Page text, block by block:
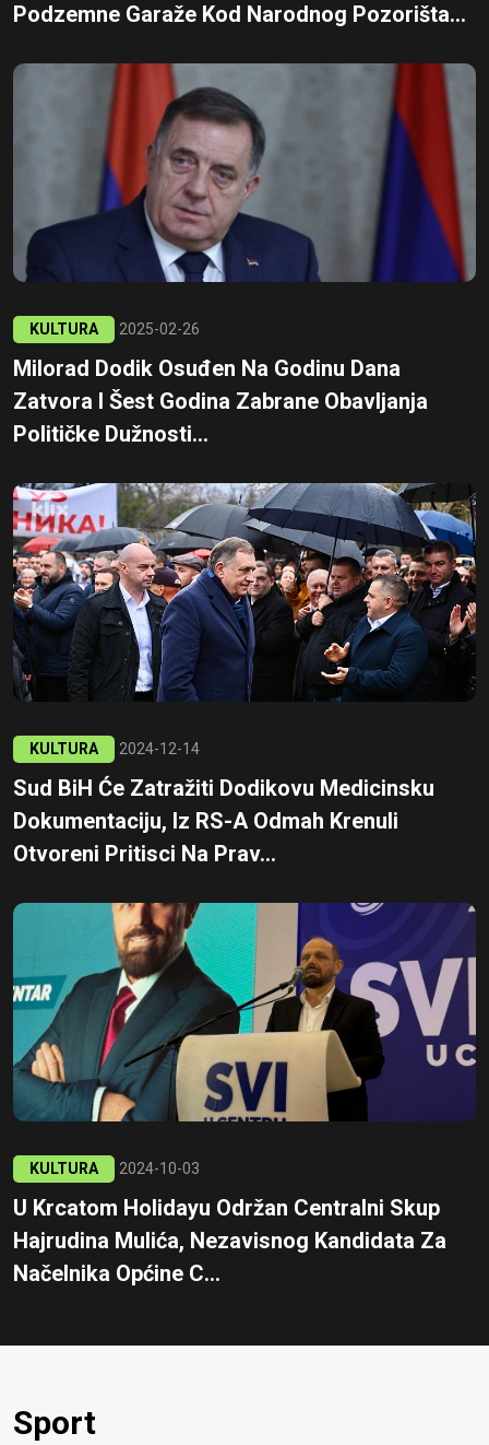
Podzemne Garaže Kod Narodnog Pozorišta...
KULTURA 2025-02-26
Milorad Dodik Osuđen Na Godinu Dana
Zatvora I Šest Godina Zabrane Obavljanja
Političke Dužnosti...
KULTURA 2024-12-14
Sud BiH Će Zatražiti Dodikovu Medicinsku
Dokumentaciju, Iz RS-A Odmah Krenuli
Otvoreni Pritisci Na Prav...
KULTURA 2024-10-03
U Krcatom Holidayu Održan Centralni Skup
Hajrudina Mulića, Nezavisnog Kandidata Za
Načelnika Općine C...
Sport